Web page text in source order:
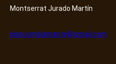
Montserrat Jurado Martín
platcomdiamante@gmail.com